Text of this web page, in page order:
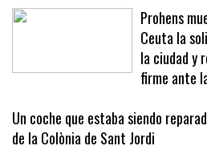
Prohens
Ceuta la
la ciudad y
firme ante
Un coche que estaba siendo
de la Colònia de Sant Jordi